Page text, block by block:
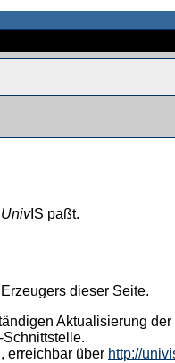
UnivIS paßt.
dieser Seite.
Aktualisierung
erreichbar über http://